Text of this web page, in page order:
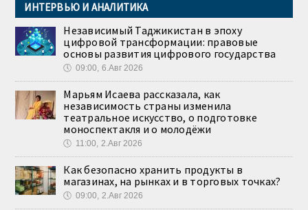
ИНТЕРВЬЮ И АНАЛИТИКА
Независимый Таджикистан в эпоху
цифровой трансформации: правовые
основы развития цифрового государства
🕔 09:00, 6.Авг 2026
Марьям Исаева рассказала, как
независимость страны изменила
театральное искусство, о подготовке
моноспектакля и о молодёжи
🕔 11:00, 2.Авг 2026
Как безопасно хранить продукты в
магазинах, на рынках и в торговых точках?
🕔 09:00, 2.Авг 2026